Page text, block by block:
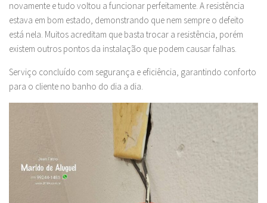
novamente e tudo voltou a funcionar perfeitamente. A resistência
estava em bom estado, demonstrando que nem sempre o defeito
está nela. Muitos acreditam que basta trocar a resistência, porém
existem outros pontos da instalação que podem causar falhas.
Serviço concluído com segurança e eficiência, garantindo conforto
para o cliente no banho do dia a dia.